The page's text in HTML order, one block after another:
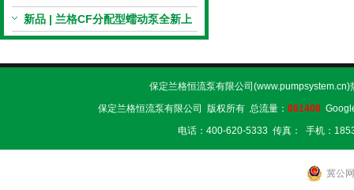
件免费版发布！即日起，通过即可
下载！
新品 | 兰格CF分配型蠕动泵全新上
市，智控每一滴！
保定兰格恒流泵有限公司(www.pumpsystem.cn)
保定兰格恒流泵有限公司 版权所有 总流量： 861408
电话：400-620-5333 传真： 手机：
冀公